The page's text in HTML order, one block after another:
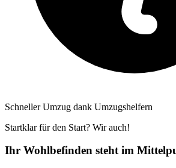
Schneller Umzug dank Umzugshelfern
Startklar für den Start? Wir auch!
Ihr Wohlbefinden steht im